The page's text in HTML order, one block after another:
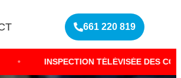
661 220 819
TÉLÉVISÉE DES CONDUITS •